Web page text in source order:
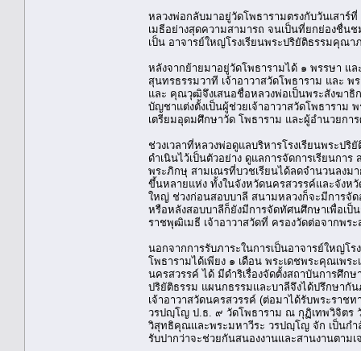
หลวงพ่อกลับมาอยู่วัดโพธารามตรงกับวันเสา
เมธีอย่างสุดความสามารถ จนเป็นที่ยกย่องชื่
เป็น อาจารย์ใหญ่โรงเรียนพระปริยัติธรรมคุณ
หลังจากย้ายมาอยู่วัดโพธารามได้ ๑ พรรษา แ
สุนทรธรรมวาที เจ้าอาวาสวัดโพธาราม และ
และ คุณวุฒิจึงเสนอชื่อหลวงพ่อเป็นพระสังฆาธิ
บัญชาแต่งตั้งเป็นผู้ช่วยเจ้าอาวาสวัดโพธาราม
เตรียมอุดมศึกษาวัด โพธาราม และผู้อำนวยก
ช่วงเวลาที่หลวงพ่อดูแลบริหารโรงเรียนพระ
ดำเนินไว้เป็นตัวอย่าง ดูแลการจัดการเรียนกา
พระภิกษุ สามเณรที่บวชเรียนได้ลดจำนวนลงม
ขึ้นหลายแห่ง ทั้งในจังหวัดนครสวรรค์และจังห
ใหญ่ ช่วงก่อนสอบบาลี สนามหลวงก็จะมีการจั
หรือหลังสอบบาลีก็ยังมีการจัดทัศนศึกษาเพื่อเป็
ราชพุฒิเมธี เจ้าอาวาสวัดที่ ครองวัดต่อจากพ
นอกจากการรับภาระในการเป็นอาจารย์ใหญ่โ
โพธารามได้เพียง ๑ เดือน พระเดชพระคุณเพ
นครสวรรค์ ได้ มีดำริเรื่องจัดตั้งสถาบันการศึก
ปริยัติธรรม แผนกธรรมและบาลีจึงได้ปรึกษากั
เจ้าอาวาสวัดนครสวรรค์ (ต่อมาได้รับพระรา
วรปญฺโญ ป.ธ. ๙ วัดโพธาราม ณ กุฏิเทพวิจิตร
วิสุทธิคุณและพระมหาวีระ วรปญฺโญ จัก เป็นกำ
รับปากว่าจะช่วยกันสนองงานและสานงานตาม